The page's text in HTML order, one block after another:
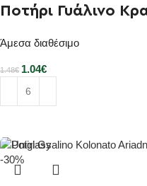
Ποτήρι Γυάλινο
Άμεσα διαθέσιμο
1.48€ 1.04€
-30%